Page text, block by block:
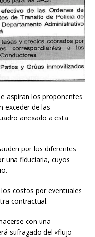
aspiran los proponentes
exceder de las
anexado a esta
por los diferentes
una fiduciaria, cuyos
costos por eventuales
contractual.
con una
sufragado del «flujo